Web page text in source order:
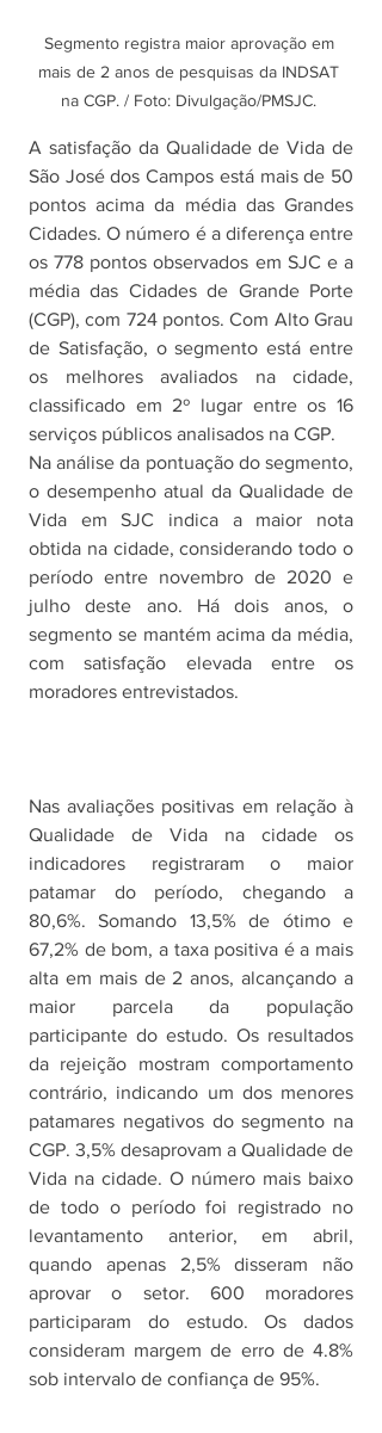
Segmento registra maior aprovação em
mais de 2 anos de pesquisas da INDSAT
na CGP. / Foto: Divulgação/PMSJC.
A satisfação da Qualidade de Vida de
São José dos Campos está mais de 50
pontos acima da média das Grandes
Cidades. O número é a diferença entre
os 778 pontos observados em SJC e a
média das Cidades de Grande Porte
(CGP), com 724 pontos. Com Alto Grau
de Satisfação, o segmento está entre
os melhores avaliados na cidade,
classificado em 2º lugar entre os 16
serviços públicos analisados na CGP.
Na análise da pontuação do segmento,
o desempenho atual da Qualidade de
Vida em SJC indica a maior nota
obtida na cidade, considerando todo o
período entre novembro de 2020 e
julho deste ano. Há dois anos, o
segmento se mantém acima da média,
com satisfação elevada entre os
moradores entrevistados.
Nas avaliações positivas em relação à
Qualidade de Vida na cidade os
indicadores registraram o maior
patamar do período, chegando a
80,6%. Somando 13,5% de ótimo e
67,2% de bom, a taxa positiva é a mais
alta em mais de 2 anos, alcançando a
maior parcela da população
participante do estudo. Os resultados
da rejeição mostram comportamento
contrário, indicando um dos menores
patamares negativos do segmento na
CGP. 3,5% desaprovam a Qualidade de
Vida na cidade. O número mais baixo
de todo o período foi registrado no
levantamento anterior, em abril,
quando apenas 2,5% disseram não
aprovar o setor. 600 moradores
participaram do estudo. Os dados
consideram margem de erro de 4.8%
sob intervalo de confiança de 95%.